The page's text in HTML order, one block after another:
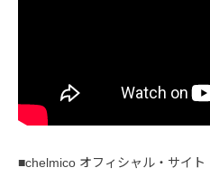
■chelmico オフィシャル・サイト